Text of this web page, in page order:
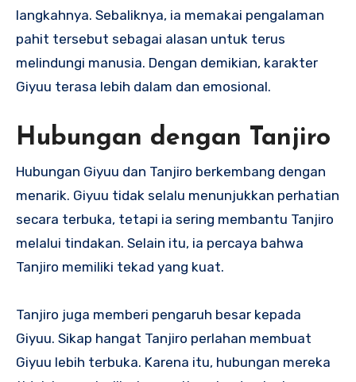
langkahnya. Sebaliknya, ia memakai pengalaman
pahit tersebut sebagai alasan untuk terus
melindungi manusia. Dengan demikian, karakter
Giyuu terasa lebih dalam dan emosional.
Hubungan dengan Tanjiro
Hubungan Giyuu dan Tanjiro berkembang dengan
menarik. Giyuu tidak selalu menunjukkan perhatian
secara terbuka, tetapi ia sering membantu Tanjiro
melalui tindakan. Selain itu, ia percaya bahwa
Tanjiro memiliki tekad yang kuat.
Tanjiro juga memberi pengaruh besar kepada
Giyuu. Sikap hangat Tanjiro perlahan membuat
Giyuu lebih terbuka. Karena itu, hubungan mereka